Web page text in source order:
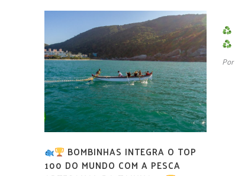
BOMBINHAS INTEGRA O TOP
100 DO MUNDO COM A PESCA
Por